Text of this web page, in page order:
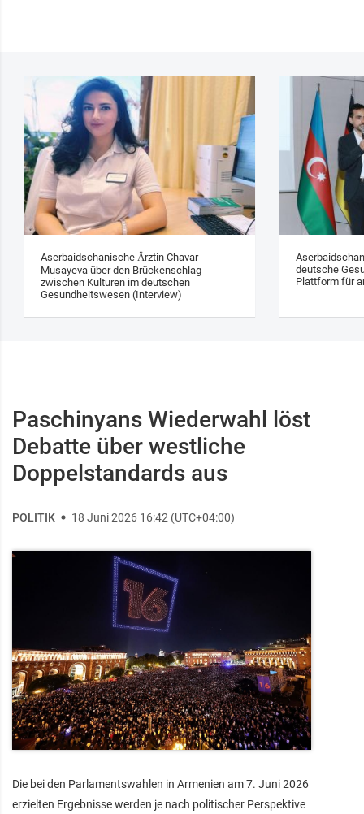
Aserbaidschanische Ärztin Chavar
Musayeva über den Brückenschlag
zwischen Kulturen im deutschen
Gesundheitswesen (Interview)
deutsche
Plattform für
Paschinyans Wiederwahl löst
Debatte über westliche
Doppelstandards aus
POLITIK 18 Juni 2026 16:42 (UTC+04:00)
Die bei den Parlamentswahlen in Armenien am 7. Juni 2026
erzielten Ergebnisse werden je nach politischer Perspektive